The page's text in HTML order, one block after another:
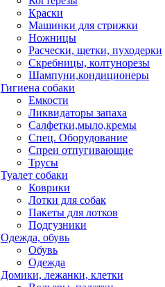
Краски
Машинки для стрижки
Ножницы
Расчески, щетки, пуходерки
Скребницы, колтунорезы
Шампуни,кондиционеры
Гигиена собаки
Емкости
Ликвидаторы запаха
Салфетки,мыло,кремы
Спец. Оборудование
Спреи отпугивающие
Трусы
Туалет собаки
Коврики
Лотки для собак
Пакеты для лотков
Подгузники
Одежда, обувь
Обувь
Одежда
Домики, лежанки, клетки